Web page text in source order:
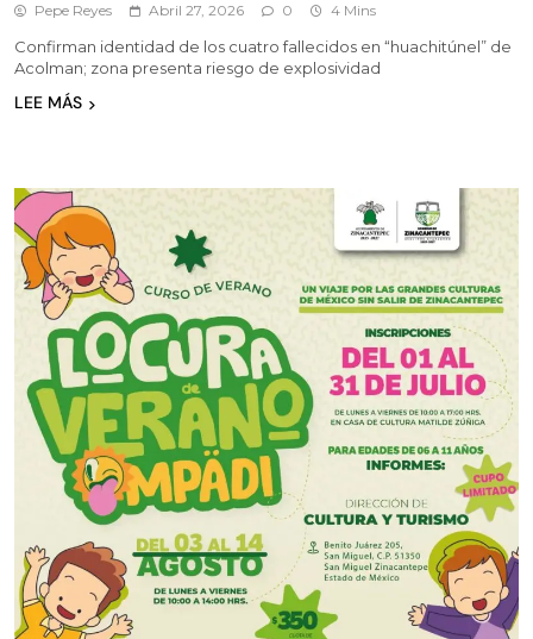
Pepe Reyes Abril 27, 2026 0 4 Mins
Confirman identidad de los cuatro fallecidos en “huachitúnel” de
Acolman; zona presenta riesgo de explosividad
LEE MÁS